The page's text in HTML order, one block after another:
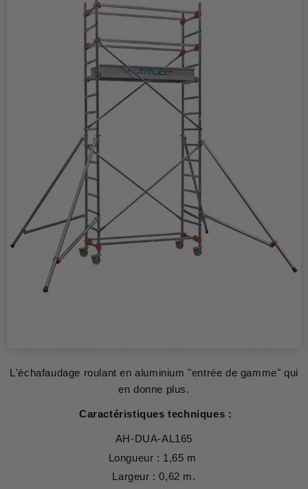
L'échafaudage roulant en aluminium "entrée de gamme" qui
en donne plus.
Caractéristiques techniques :
AH-DUA-AL165
Longueur : 1,65 m
Largeur : 0,62 m.